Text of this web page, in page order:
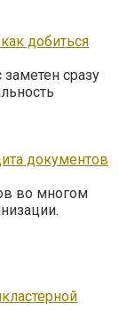
добиться
сразу
документов
во многом